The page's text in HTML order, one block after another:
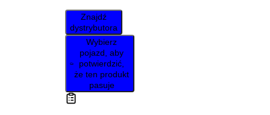
Znajdź
dystrybutora
Wybierz
pojazd, aby
potwierdzić,
że ten produkt
pasuje